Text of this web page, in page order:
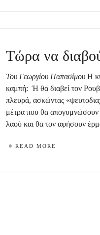
Τώρα να
Του Γεωργίου Παπασίμου Η
καμπή: Ή θα διαβεί τον
πλευρά, ασκώντας
μέτρα που θα απογυμνώσουν
λαού και θα τον αφήσουν
READ MORE